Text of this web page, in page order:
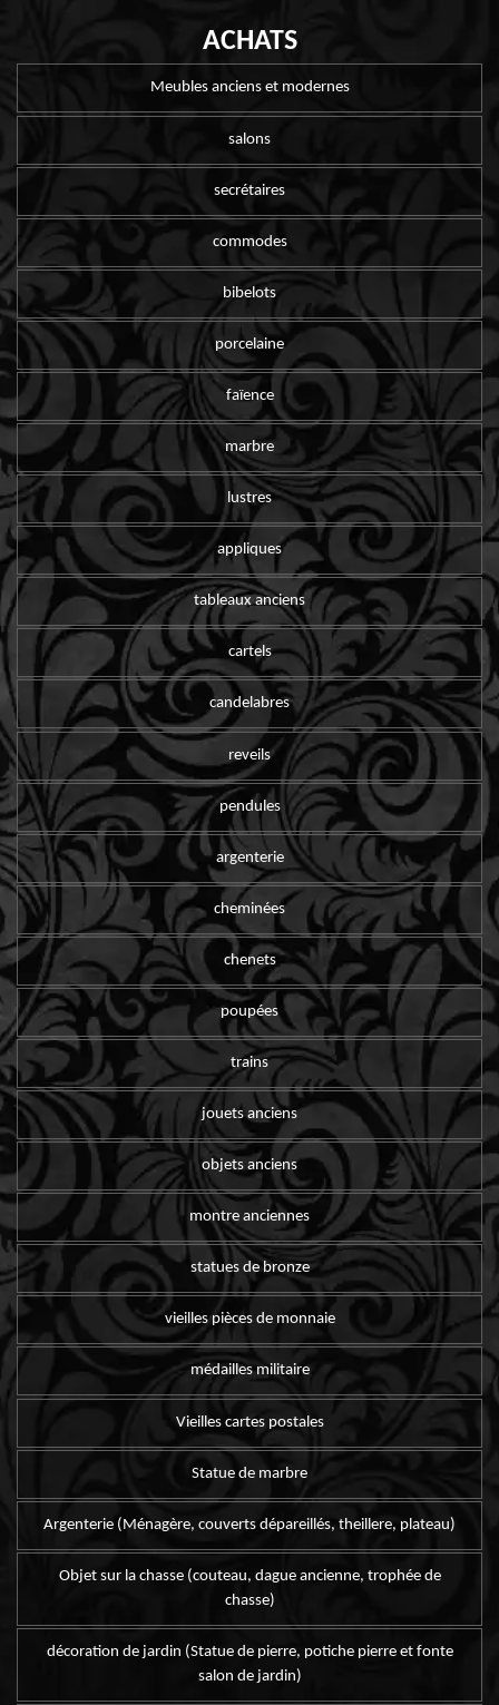
ACHATS
Meubles anciens et modernes
salons
secrétaires
commodes
bibelots
porcelaine
faïence
marbre
lustres
appliques
tableaux anciens
cartels
candelabres
reveils
pendules
argenterie
cheminées
chenets
poupées
trains
jouets anciens
objets anciens
montre anciennes
statues de bronze
vieilles pièces de monnaie
médailles militaire
Vieilles cartes postales
Statue de marbre
Argenterie (Ménagère, couverts dépareillés, theillere, plateau)
Objet sur la chasse (couteau, dague ancienne, trophée de
chasse)
décoration de jardin (Statue de pierre, potiche pierre et fonte
salon de jardin)